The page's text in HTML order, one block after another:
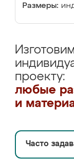
Размеры:
проекту:
любые
и
Часто